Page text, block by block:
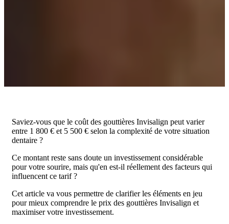
Saviez-vous que le coût des gouttières Invisalign peut varier
entre 1 800 € et 5 500 € selon la complexité de votre situation
dentaire ?
Ce montant reste sans doute un investissement considérable
pour votre sourire, mais qu'en est-il réellement des facteurs qui
influencent ce tarif ?
Cet article va vous permettre de clarifier les éléments en jeu
pour mieux comprendre le prix des gouttières Invisalign et
maximiser votre investissement.